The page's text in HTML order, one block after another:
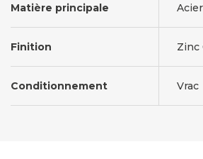
Matière principale Acier
Finition Zinc
Conditionnement Vrac